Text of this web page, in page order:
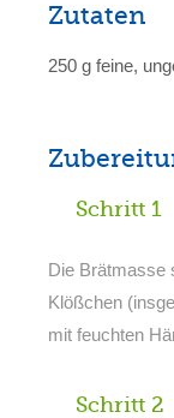
Zutaten
250 g feine,
Schritt 1
Die Brätmasse
Klößchen
mit feuchten
Schritt 2